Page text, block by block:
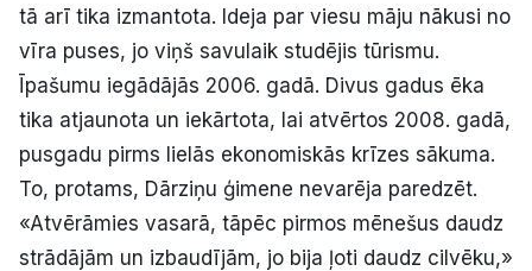
tā arī tika izmantota. Ideja par viesu māju nākusi no
vīra puses, jo viņš savulaik studējis tūrismu.
Īpašumu iegādājās 2006. gadā. Divus gadus ēka
tika atjaunota un iekārtota, lai atvērtos 2008. gadā,
pusgadu pirms lielās ekonomiskās krīzes sākuma.
To, protams, Dārziņu ģimene nevarēja paredzēt.
«Atvērāmies vasarā, tāpēc pirmos mēnešus daudz
strādājām un izbaudījām, jo bija ļoti daudz cilvēku,»